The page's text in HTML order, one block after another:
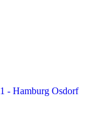
- Hamburg Osdorf